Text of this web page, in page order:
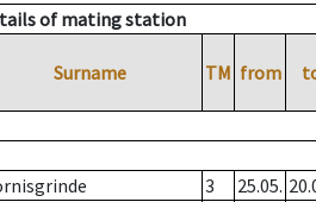
of mating station
Surname TM from
3 25.05.